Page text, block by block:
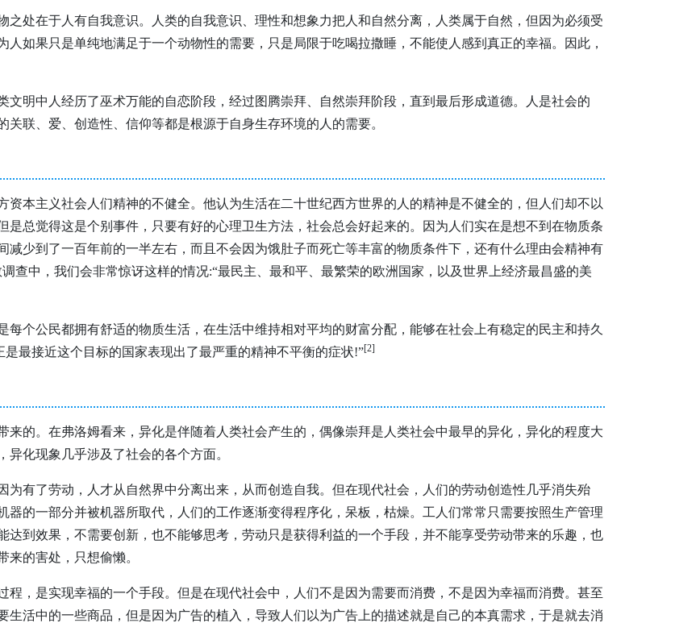
处在于人有自我意识。人类的自我意识、理性和想象力把人和自然分离，人类属于自然，但因为必须受
如果只是单纯地满足于一个动物性的需要，只是局限于吃喝拉撒睡，不能使人感到真正的幸福。因此，
文明中人经历了巫术万能的自恋阶段，经过图腾崇拜、自然崇拜阶段，直到最后形成道德。人是社会的
联、爱、创造性、信仰等都是根源于自身生存环境的人的需要。
本主义社会人们精神的不健全。他认为生活在二十世纪西方世界的人的精神是不健全的，但人们却不以
总觉得这是个别事件，只要有好的心理卫生方法，社会总会好起来的。因为人们实在是想不到在物质条
少到了一百年前的一半左右，而且不会因为饿肚子而死亡等丰富的物质条件下，还有什么理由会精神有
查中，我们会非常惊讶这样的情况:“最民主、最和平、最繁荣的欧洲国家，以及世界上经济最昌盛的美
个公民都拥有舒适的物质生活，在生活中维持相对平均的财富分配，能够在社会上有稳定的民主和持久
最接近这个目标的国家表现出了最严重的精神不平衡的症状!”[2]
的。在弗洛姆看来，异化是伴随着人类社会产生的，偶像崇拜是人类社会中最早的异化，异化的程度大
化现象几乎涉及了社会的各个方面。
有了劳动，人才从自然界中分离出来，从而创造自我。但在现代社会，人们的劳动创造性几乎消失殆
的一部分并被机器所取代，人们的工作逐渐变得程序化，呆板，枯燥。工人们常常只需要按照生产管理
到效果，不需要创新，也不能够思考，劳动只是获得利益的一个手段，并不能享受劳动带来的乐趣，也
的害处，只想偷懒。
，是实现幸福的一个手段。但是在现代社会中，人们不是因为需要而消费，不是因为幸福而消费。甚至
活中的一些商品，但是因为广告的植入，导致人们以为广告上的描述就是自己的本真需求，于是就去消